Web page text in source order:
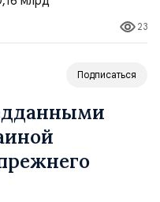
42,2% денежного
слияний и
23
Подписаться